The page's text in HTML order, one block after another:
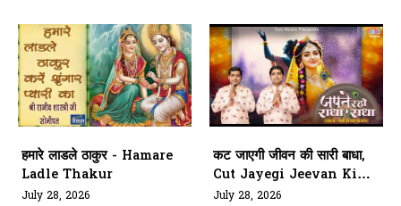
हमारे लाडले ठाकुर - Hamare
Ladle Thakur
July 28, 2026
कट जाएगी जीवन की सारी बाधा,
Cut Jayegi Jeevan Ki
Sari Badha
July 28, 2026